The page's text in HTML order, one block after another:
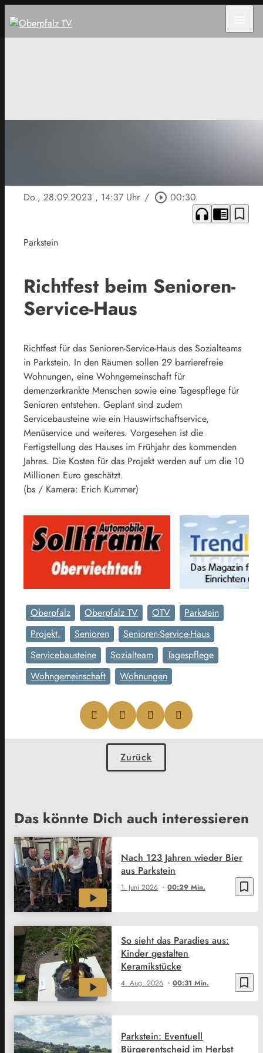
Do., 28.09.2023 , 14:37 Uhr / play_circle_outline 00:30
headphones chrome_reader_mode bookmark_border
Parkstein
Richtfest beim Senioren-
Service-Haus
Richtfest für das Senioren-Service-Haus des Sozialteams
in Parkstein. In den Räumen sollen 29 barrierefreie
Wohnungen, eine Wohngemeinschaft für
demenzerkrankte Menschen sowie eine Tagespflege für
Senioren entstehen. Geplant sind zudem
Servicebausteine wie ein Hauswirtschaftservice,
Menüservice und weiteres. Vorgesehen ist die
Fertigstellung des Hauses im Frühjahr des kommenden
Jahres. Die Kosten für das Projekt werden auf um die 10
Millionen Euro geschätzt.
(bs / Kamera: Erich Kummer)
Oberpfalz Oberpfalz TV OTV
Parkstein
Projekt.
Senioren
Senioren-Service-Haus
Servicebausteine
Sozialteam
Tagespflege
Wohngemeinschaft
Wohnungen
Zurück
Das könnte Dich auch interessieren
bookmark_border
1. Juni 2026 00:29 Min.
Nach 123 Jahren wieder Bier
aus Parkstein
bookmark_border
4. Aug. 2026 00:31 Min.
So sieht das Paradies aus:
Kinder gestalten
Keramikstücke
Parkstein: Eventuell
Bürgerentscheid im Herbst